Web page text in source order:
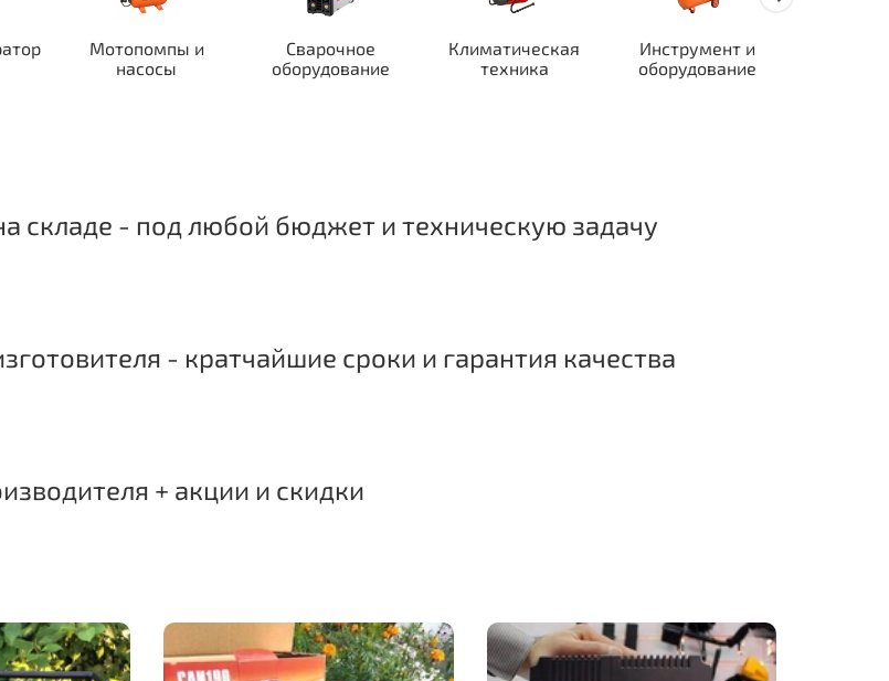
Мотопомпы и
насосы
Сварочное
оборудование
Климатическая
техника
Инструмент и
оборудование
складе - под любой бюджет и техническую задачу
- кратчайшие сроки и гарантия качества
+ акции и скидки